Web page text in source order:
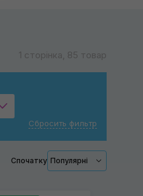
1 сторінка, 85 товар
Сбросить фильтр
Спочатку Популярні